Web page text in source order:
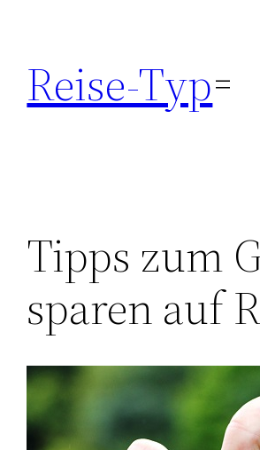
springen
Reise-Typ
Tipps zum
sparen auf